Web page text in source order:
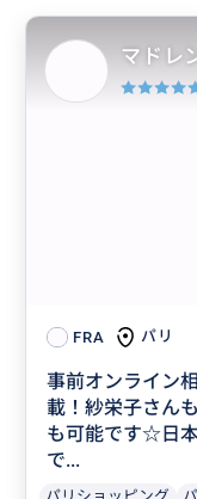
FRA パリ
事前オンライン
載！紗栄子さん
も可能です☆日
で...
マドレ